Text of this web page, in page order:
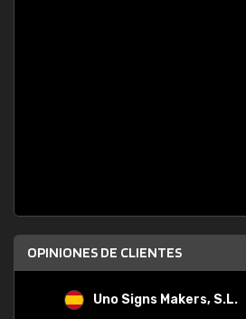
OPINIONES DE CLIENTES
Uno Signs Makers, S.L.